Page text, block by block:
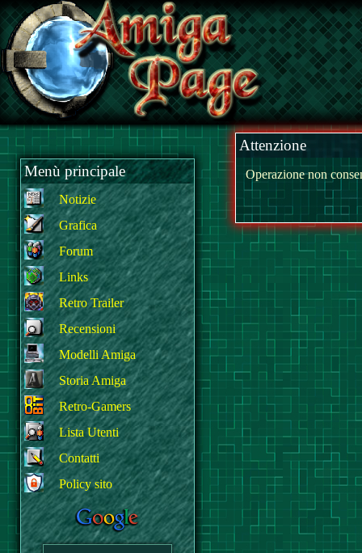
Menù principale
Notizie
Grafica
Forum
Links
Retro Trailer
Recensioni
Modelli Amiga
Storia Amiga
Retro-Gamers
Lista Utenti
Contatti
Policy sito
Attenzione
Operazione non